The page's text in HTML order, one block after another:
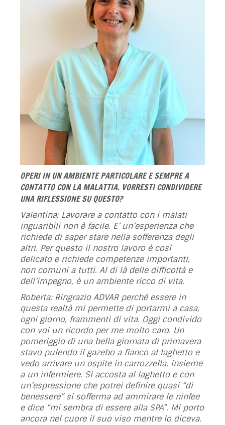
OPERI IN UN AMBIENTE PARTICOLARE E SEMPRE A
CONTATTO CON LA MALATTIA. VORRESTI CONDIVIDERE
UNA RIFLESSIONE SU QUESTO?
Valentina: Lavorare a contatto con i malati
inguaribili non è facile. E’ un’esperienza che
richiede di saper stare nella sofferenza degli
altri. Per questo il nostro lavoro è così
delicato e richiede competenze importanti,
non comuni a tutti. Al di là delle difficoltà e
dell’impegno, è un ambiente ricco di vita.
Roberta: Ringrazio ADVAR perché essere in
questa realtà mi permette di portarmi a casa,
ogni giorno, frammenti di vita. Oggi condivido
con voi un ricordo per me molto caro. Un
pomeriggio di una bella giornata di primavera
stavo pulendo il gazebo a fianco al laghetto e
vedo arrivare un ospite in carrozzella, insieme
a un infermiere. Si accosta al laghetto e con
un’espressione che potrei definire quasi “di
benessere” si sofferma ad ammirare le ninfee
e dice “mi sembra di essere alla SPA”. Mi porto
ancora nel cuore il suo viso mentre lo diceva.